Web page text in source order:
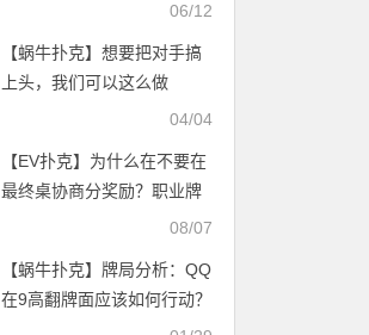
06/12
【蜗牛扑克】想要把对手搞
上头，我们可以这么做
04/04
【EV扑克】为什么在不要在
最终桌协商分奖励？职业牌
08/07
【蜗牛扑克】牌局分析：QQ
在9高翻牌面应该如何行动？